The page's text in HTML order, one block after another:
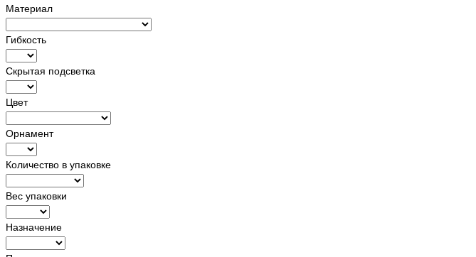
Материал
Гибкость
Скрытая подсветка
Цвет
Орнамент
Количество в упаковке
Вес упаковки
Назначение